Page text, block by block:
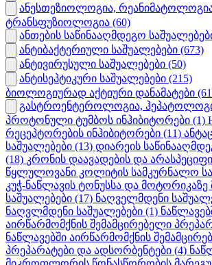
ანესთეზიოლოგია,
ტრანსფუზიოლოგია (60)
ანთების საწინააღმდეგო
ანტიბაქტერიული საშუალებები (673)
ანტივირუსული საშუალებები (50)
ანტისეპტიკური საშუალებები (215)
ბიოლოგიურად აქტიური დანამატები
გასტროენტეროლოგია,
პროტონული ტუმბოს ინჰიბიტორები (1)
რეცეპტორების ინჰიბიტორები (11)
საშუალებები (13) დიარეის
(18) კრონის დაავადების და
წყლულოვანი კოლიტის სამკურნალო
კუჭ-ნაწლავის ტონუსსა და მოტორიკაზე
საშუალებები (17) ნაღველმდენი
ნაღვლმდენი საშუალებები (1)
აირწარმომქნის შემამცირებელი
ნაწლავებში აირწარმომქნის
პრეპარატები და ადსორბენტები (4)